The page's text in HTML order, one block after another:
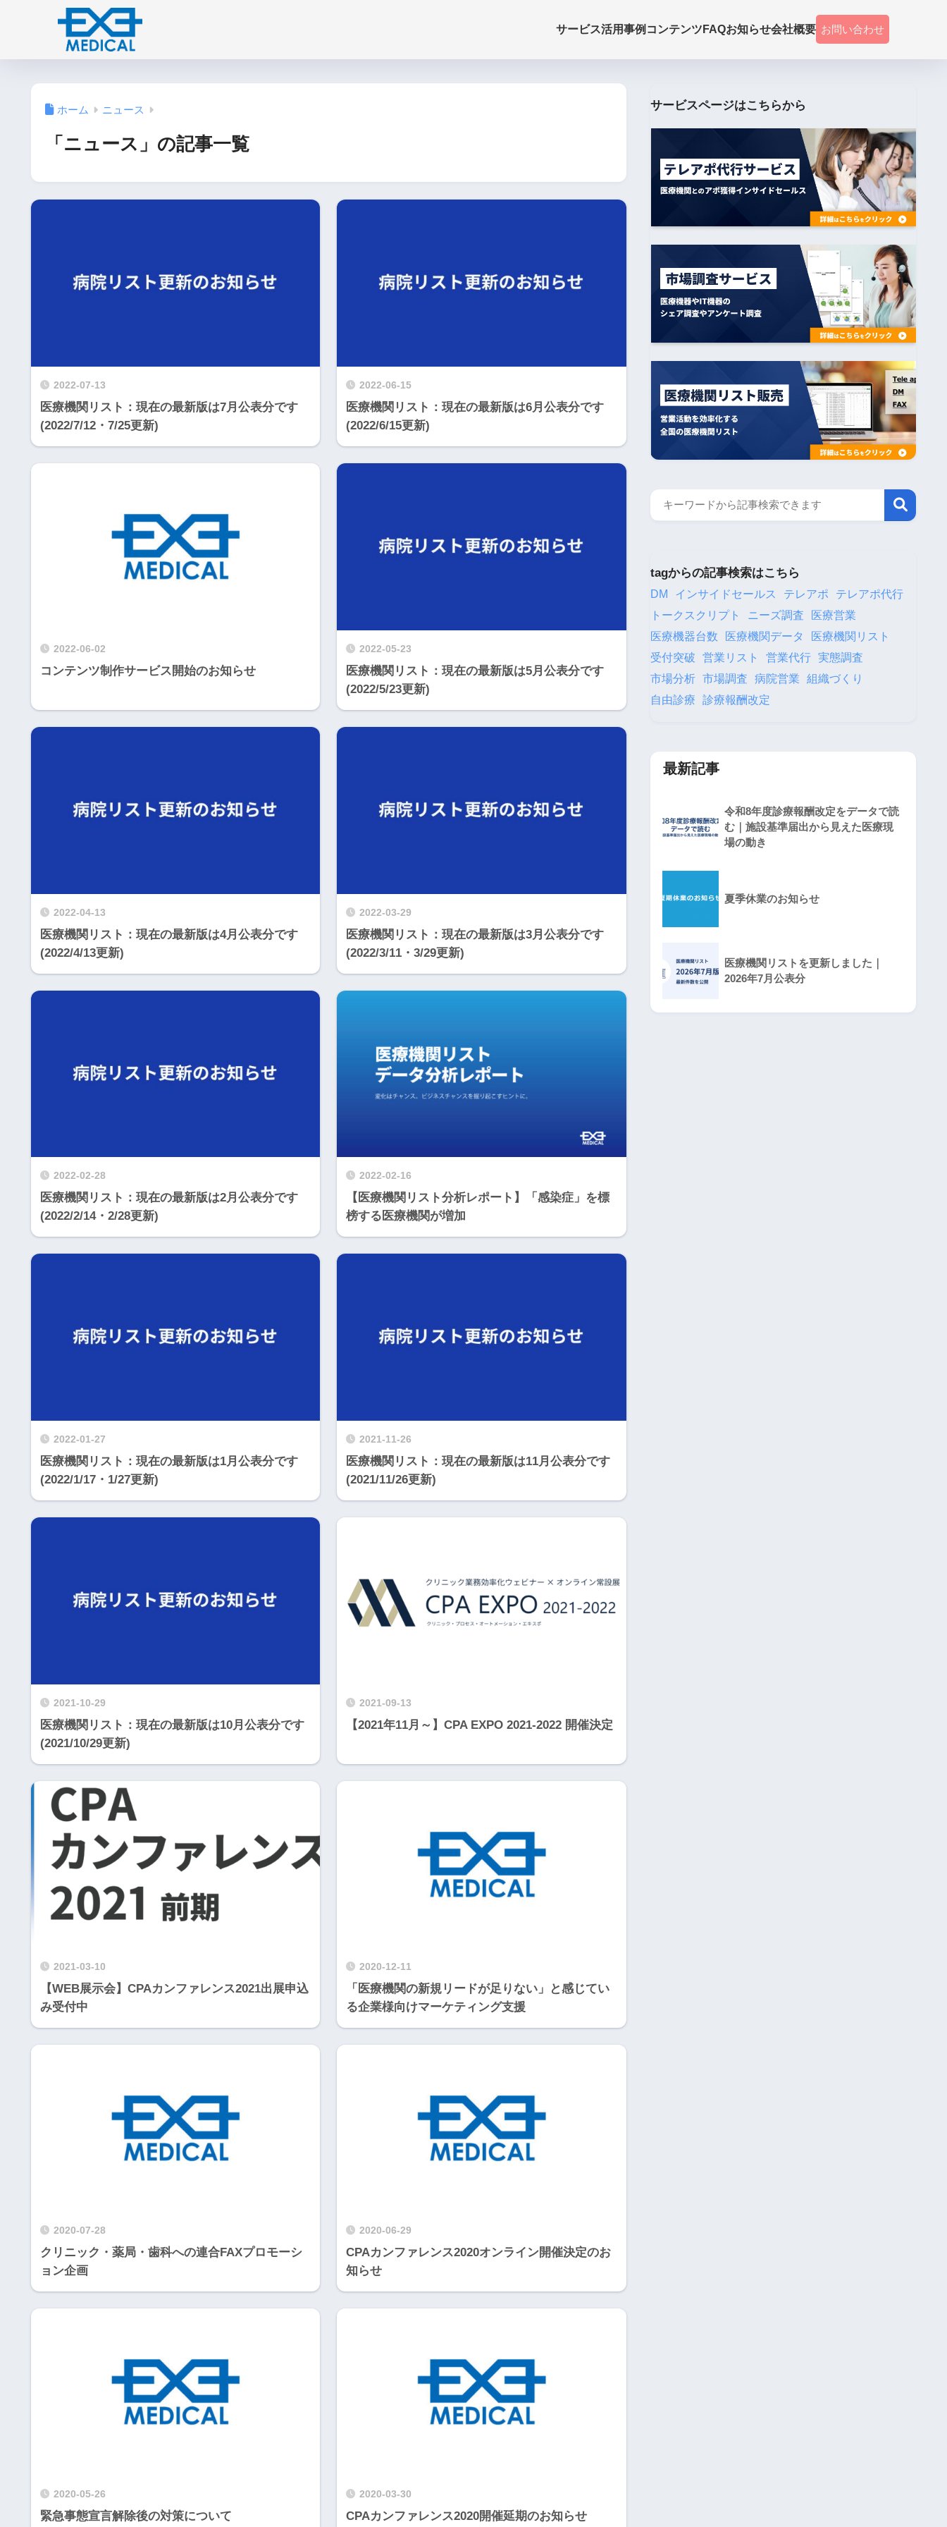
サービス活用事例 コンテンツ FAQお知らせ会社概要 お問い合わせ
ホーム ニュース
「ニュース」の記事一覧
2022-07-13
医療機関リスト：現在の最新版は7月公表分です
(2022/7/12・7/25更新)
2022-06-15
医療機関リスト：現在の最新版は6月公表分です
(2022/6/15更新)
2022-06-02
コンテンツ制作サービス開始のお知らせ
2022-05-23
医療機関リスト：現在の最新版は5月公表分です
(2022/5/23更新)
2022-04-13
医療機関リスト：現在の最新版は4月公表分です
(2022/4/13更新)
2022-03-29
医療機関リスト：現在の最新版は3月公表分です
(2022/3/11・3/29更新)
2022-02-28
医療機関リスト：現在の最新版は2月公表分です
(2022/2/14・2/28更新)
2022-02-16
【医療機関リスト分析レポート】「感染症」を標
榜する医療機関が増加
2022-01-27
医療機関リスト：現在の最新版は1月公表分です
(2022/1/17・1/27更新)
2021-11-26
医療機関リスト：現在の最新版は11月公表分です
(2021/11/26更新)
2021-10-29
医療機関リスト：現在の最新版は10月公表分です
(2021/10/29更新)
2021-09-13
【2021年11月～】CPA EXPO 2021-2022 開催決定
2021-03-10
【WEB展示会】CPAカンファレンス2021出展申込
み受付中
2020-12-11
「医療機関の新規リードが足りない」と感じてい
る企業様向けマーケティング支援
2020-07-28
クリニック・薬局・歯科への連合FAXプロモーシ
ョン企画
2020-06-29
CPAカンファレンス2020オンライン開催決定のお
知らせ
2020-05-26
緊急事態宣言解除後の対策について
2020-03-30
CPAカンファレンス2020開催延期のお知らせ
サービスページはこちらから
tagからの記事検索はこちら
DM インサイドセールス テレアポ
テレアポ代行
トークスクリプト
ニーズ調査
医療営業
医療機器台数
医療機関データ
医療機関リスト
受付突破
営業リスト 営業代行 実態調査
市場分析 市場調査 病院営業
組織づくり
自由診療
診療報酬改定
最新記事
令和8年度診療報酬改定をデータで読
む｜施設基準届出から見えた医療現
場の動き
夏季休業のお知らせ
医療機関リストを更新しました｜
2026年7月公表分